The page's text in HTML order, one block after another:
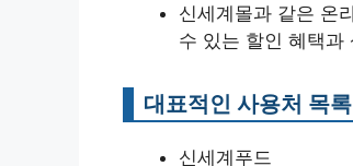
신세계몰과 같은 온
수 있는 할인 혜택과
대표적인 사용처 목록
신세계푸드